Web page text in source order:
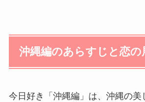
沖縄編のあらすじと恋の
今日好き「沖縄編」は、沖縄の美